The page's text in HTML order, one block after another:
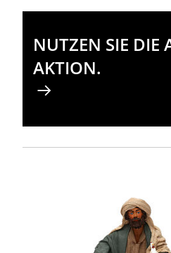
NUTZEN SIE DIE
AKTION.